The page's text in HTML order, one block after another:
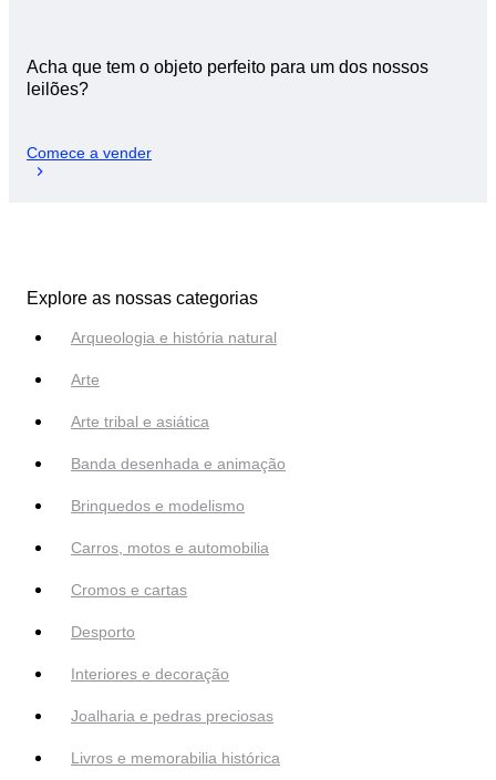
Acha que tem o objeto perfeito para um dos nossos
leilões?
Comece a vender
Explore as nossas categorias
Arqueologia e história natural
Arte
Arte tribal e asiática
Banda desenhada e animação
Brinquedos e modelismo
Carros, motos e automobilia
Cromos e cartas
Desporto
Interiores e decoração
Joalharia e pedras preciosas
Livros e memorabilia histórica